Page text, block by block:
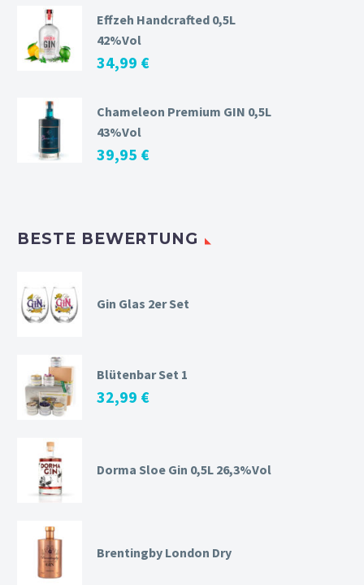
Effzeh Handcrafted 0,5L
42%Vol
34,99 €
Chameleon Premium GIN 0,5L
43%Vol
39,95 €
BESTE BEWERTUNG
Gin Glas 2er Set
Blütenbar Set 1
32,99 €
Dorma Sloe Gin 0,5L 26,3%Vol
Brentingby London Dry